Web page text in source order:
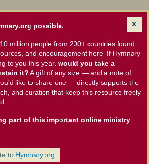
possible.
million people from 200+ countries found
and encouragement here. If Hymnary
to you this year, would you take a
it? A gift of any size — and a note of
like to share one — directly supports the
and curation that keep this resource freely
part of this important online ministry
to Hymnary.org